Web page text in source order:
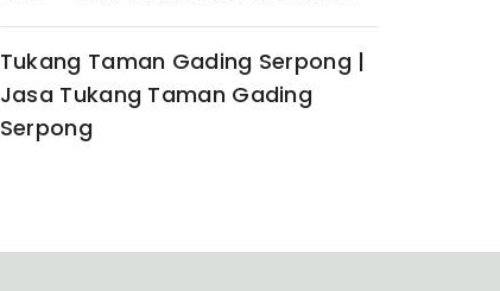
Tukang Taman Gading Serpong |
Jasa Tukang Taman Gading
Serpong